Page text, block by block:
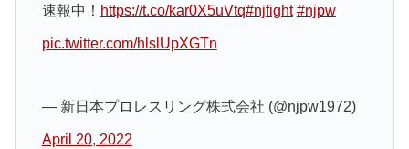
速報中！ https://t.co/kar0X5uVtq#njfight #njpw
pic.twitter.com/hlslUpXGTn
— 新日本プロレスリング株式会社 (@njpw1972)
April 20, 2022